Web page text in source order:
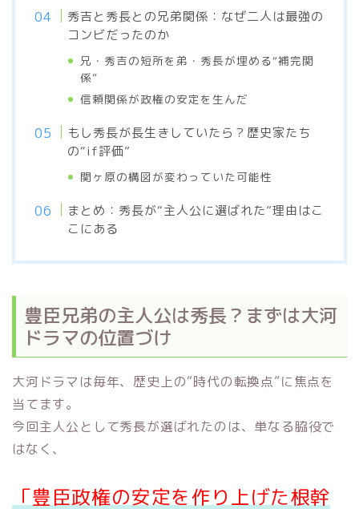
秀吉と秀長との兄弟関係：なぜ二人は最強の
コンビだったのか
兄・秀吉の短所を弟・秀長が埋める“補完関
係”
信頼関係が政権の安定を生んだ
もし秀長が長生きしていたら？歴史家たち
の“if評価”
関ヶ原の構図が変わっていた可能性
まとめ：秀長が“主人公に選ばれた”理由はこ
こにある
豊臣兄弟の主人公は秀長？まずは大河
ドラマの位置づけ
大河ドラマは毎年、歴史上の“時代の転換点”に焦点を
当てます。
今回主人公として秀長が選ばれたのは、単なる脇役で
はなく、
「豊臣政権の安定を作り上げた根幹